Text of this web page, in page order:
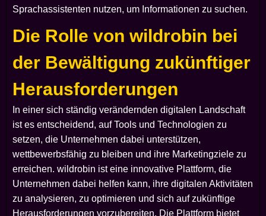
Sprachassistenten nutzen, um Informationen zu suchen.
Die Rolle von wildrobin bei
der Bewältigung zukünftiger
Herausforderungen
In einer sich ständig verändernden digitalen Landschaft
ist es entscheidend, auf Tools und Technologien zu
setzen, die Unternehmen dabei unterstützen,
wettbewerbsfähig zu bleiben und ihre Marketingziele zu
erreichen. wildrobin ist eine innovative Plattform, die
Unternehmen dabei helfen kann, ihre digitalen Aktivitäten
zu analysieren, zu optimieren und sich auf zukünftige
Herausforderungen vorzubereiten. Die Plattform bietet